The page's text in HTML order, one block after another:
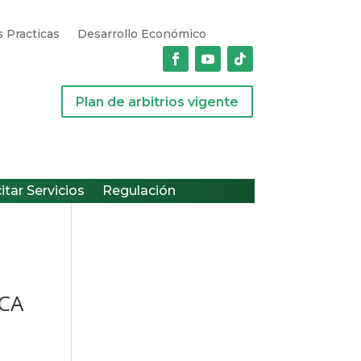
Practicas
Desarrollo Económico
Plan de arbitrios vigente
Servicios Regulación